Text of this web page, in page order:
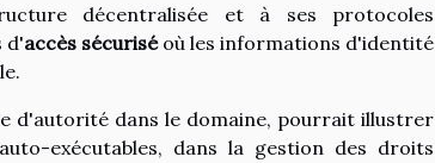
décentralisée et à ses protocoles
d'accès sécuriséoù les informations d'identité
d'autorité dans le domaine, pourrait illustrer
exécutables, dans la gestion des droits